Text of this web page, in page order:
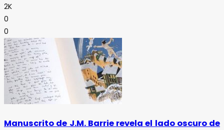
2K
0
0
Manuscrito de J.M. Barrie revela el lado oscuro de